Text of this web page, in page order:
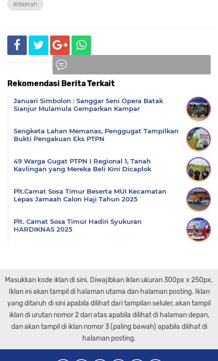
#daerah
Rekomendasi Berita Terkait
Januari Simbolon : Sanggar Seni Opera Batak
Sianjur Mulamula Gemparkan Kampar
Sengketa Lahan Memanas, Penggugat Tampilkan
Bukti Pengakuan Eks PTPN
49 Warga Gugat PTPN I Regional 1, Tanah
Kavlingan yang Mereka Beli Kini Dicaplok
Plt.Camat Sosa Timur Beserta MUI Kecamatan
Lepas Jamaah Calon Haji Tahun 2025
Plt. Camat Sosa Timur Hadiri Syukuran
HARDIKNAS 2025
Masukkan kode iklan di sini. Diwajibkan iklan ukuran 300px x 250px.
Iklan ini akan tampil di halaman utama dan halaman posting. Iklan
yang ditaruh di sini apabila dilihat dari tampilan seluler, akan tampil
iklan di urutan nomor 2 dari atas apabila dilihat di halaman depan,
dan akan tampil di iklan nomor 3 (paling bawah) apabila dilihat di
halaman posting.